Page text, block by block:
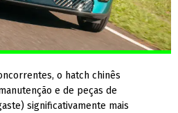
o hatch chinês
e de peças de
significativamente mais